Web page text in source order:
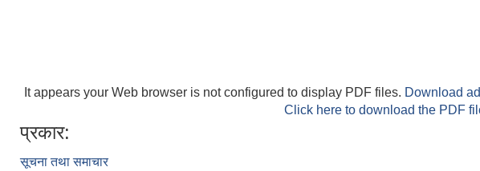
It appears your Web browser is not configured to display PDF files. Download
Click here to download the PDF
प्रकार:
सूचना तथा समाचार